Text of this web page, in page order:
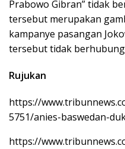
Prabowo Gibran” tidak
tersebut merupakan
kampanye pasangan
tersebut tidak
Rujukan
https://
5751/anies-baswedan-
https://